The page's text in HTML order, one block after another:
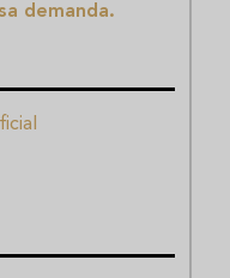
demanda.